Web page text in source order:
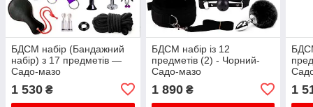
БДСМ набір (Бандажний
набір) з 17 предметів —
Садо-мазо
1 530 ₴
БДСМ набір із 12
предметів (2) - Чорний-
Садо-мазо
1 890₴ 1